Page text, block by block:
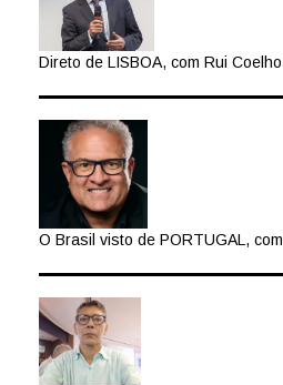
Direto de LISBOA, com Rui Coelho
O Brasil visto de PORTUGAL,